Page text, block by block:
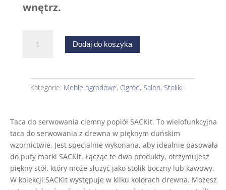
wnętrz.
Dodaj do koszyka
Kategorie: Meble ogrodowe, Ogród, Salon, Stoliki
Taca do serwowania ciemny popiół SACKit. To wielofunkcyjna
taca do serwowania z drewna w pięknym duńskim
wzornictwie. Jest specjalnie wykonana, aby idealnie pasowała
do pufy marki SACKit. Łącząc te dwa produkty, otrzymujesz
piękny stół, który może służyć jako stolik boczny lub kawowy.
W kolekcji SACKit występuje w kilku kolorach drewna. Możesz